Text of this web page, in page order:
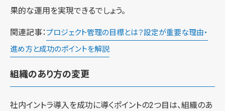
果的な運用を実現できるでしょう。
関連記事：プロジェクト管理の目標とは？設定が重要な理由・
進め方と成功のポイントを解説
組織のあり方の変更
社内イントラ導入を成功に導くポイントの2つ目は、組織のあ